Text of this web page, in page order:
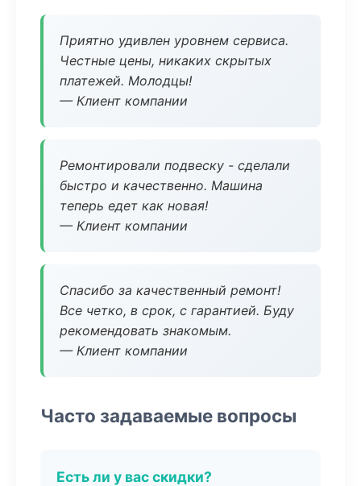
Приятно удивлен уровнем сервиса.
Честные цены, никаких скрытых
платежей. Молодцы!
— Клиент компании
Ремонтировали подвеску - сделали
быстро и качественно. Машина
теперь едет как новая!
— Клиент компании
Спасибо за качественный ремонт!
Все четко, в срок, с гарантией. Буду
рекомендовать знакомым.
— Клиент компании
Часто задаваемые вопросы
Есть ли у вас скидки?